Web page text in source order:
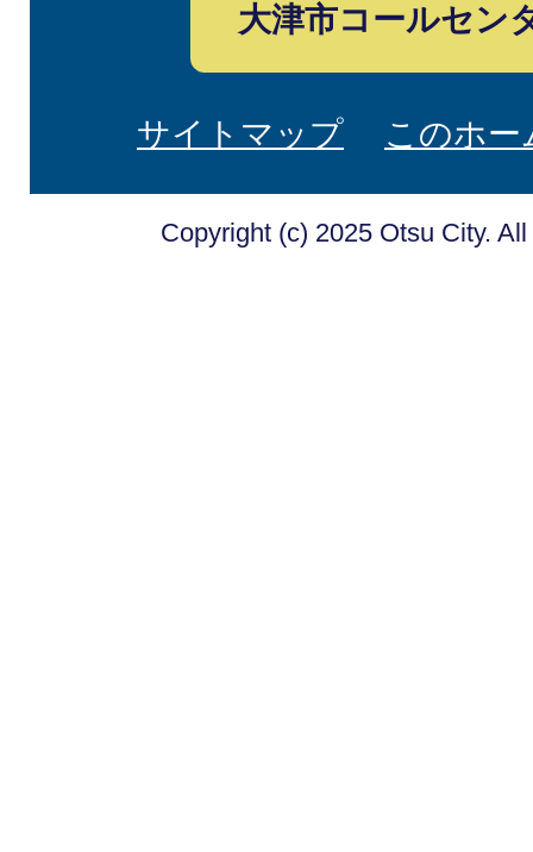
大津市コールセン
サイトマップ このホ
Copyright (c) 2025 Otsu City.